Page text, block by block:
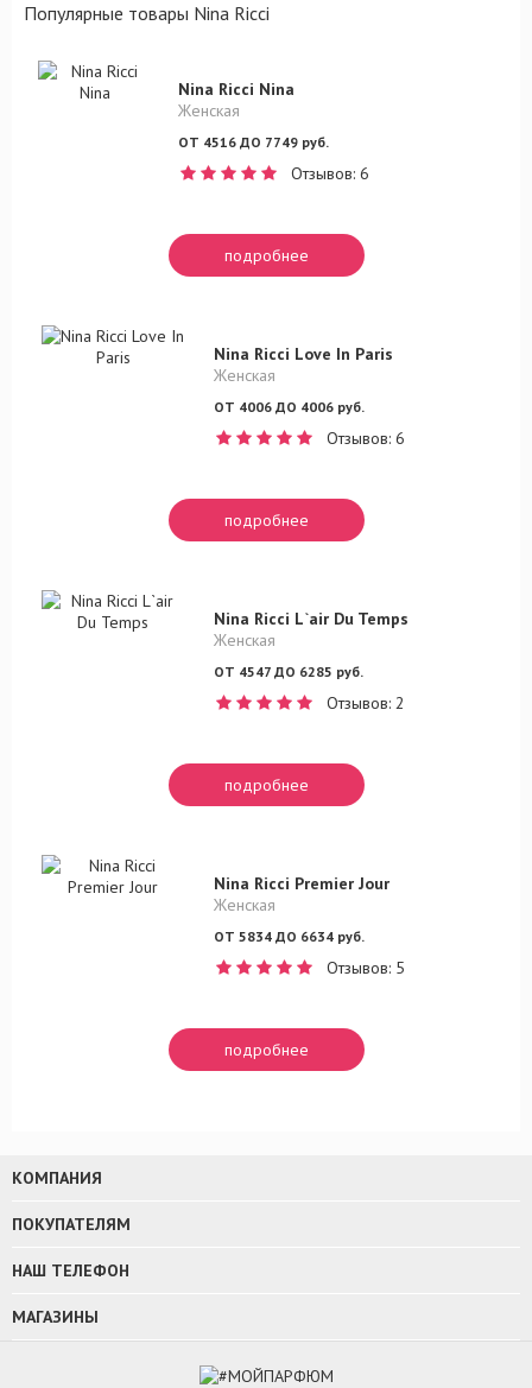
Популярные товары Nina Ricci
Nina Ricci Nina
Женская
ОТ 4516 ДО 7749 руб.
Отзывов: 6
подробнее
Nina Ricci Love In Paris
Женская
ОТ 4006 ДО 4006 руб.
Отзывов: 6
подробнее
Nina Ricci L`air Du Temps
Женская
ОТ 4547 ДО 6285 руб.
Отзывов: 2
подробнее
Nina Ricci Premier Jour
Женская
ОТ 5834 ДО 6634 руб.
Отзывов: 5
подробнее
КОМПАНИЯ
ПОКУПАТЕЛЯМ
НАШ ТЕЛЕФОН
МАГАЗИНЫ